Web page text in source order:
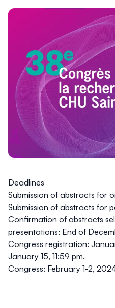
Deadlines
Submission of abstracts for
Submission of abstracts for
Confirmation of abstracts
presentations: End of
Congress registration:
January 15, 11:59 pm.
Congress: February 1-2,